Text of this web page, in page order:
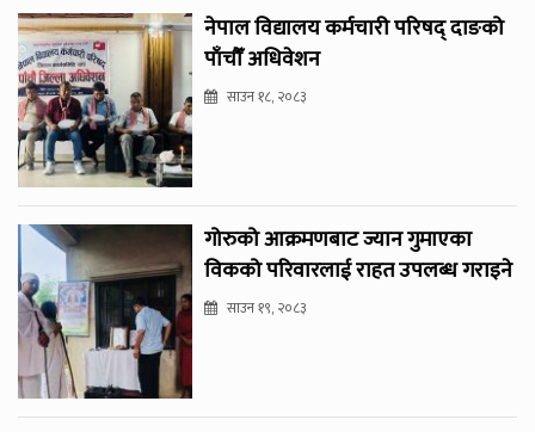
नेपाल विद्यालय कर्मचारी परिषद् दाङको
पाँचौँ अधिवेशन
साउन १८, २०८३
गोरुको आक्रमणबाट ज्यान गुमाएका
विकको परिवारलाई राहत उपलब्ध गराइने
साउन १९, २०८३